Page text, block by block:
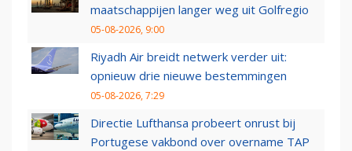
maatschappijen langer weg uit Golfregio
05-08-2026, 9:00
Riyadh Air breidt netwerk verder uit:
opnieuw drie nieuwe bestemmingen
05-08-2026, 7:29
Directie Lufthansa probeert onrust bij
Portugese vakbond over overname TAP